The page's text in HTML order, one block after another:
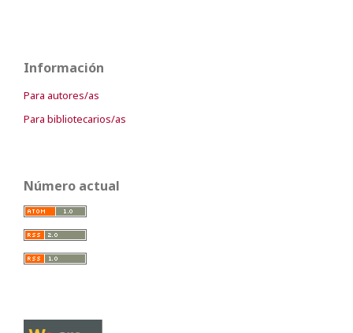
Información
Para autores/as
Para bibliotecarios/as
Número actual